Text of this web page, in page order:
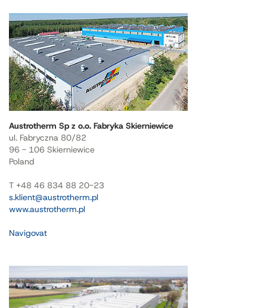
Austrotherm Sp z o.o. Fabryka Skierniewice
ul. Fabryczna 80/82
96 - 106 Skierniewice
Poland
T +48 46 834 88 20-23
s.klient@austrotherm.pl
www.austrotherm.pl
Navigovat